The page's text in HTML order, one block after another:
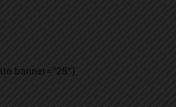
banner="28"]